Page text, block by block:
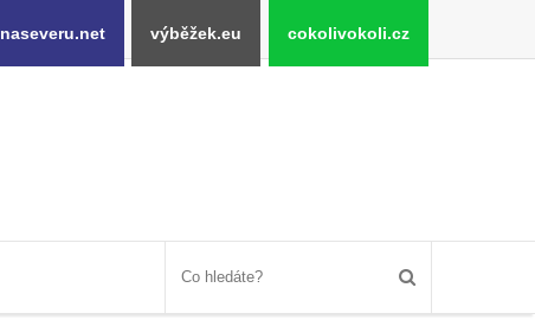
naseveru.net výběžek.eu cokolivokoli.cz